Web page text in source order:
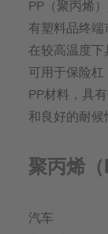
PP（聚丙烯
有塑料品终端
在较高温度下
可用于保险
PP材料，具
和良好的耐候
聚丙烯
汽车